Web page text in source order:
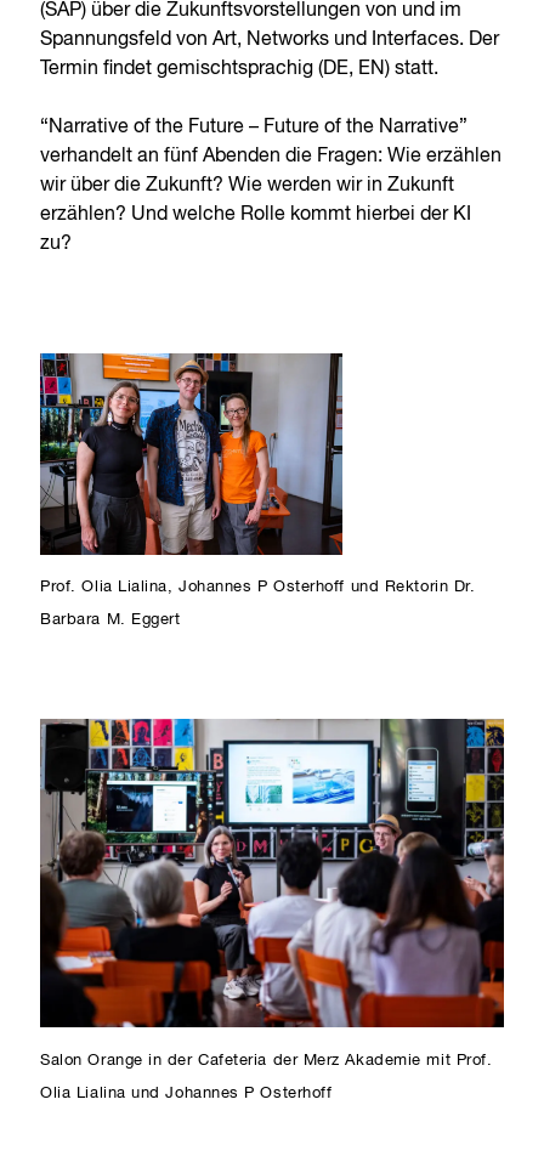
(SAP) über die Zukunftsvorstellungen von und im
Spannungsfeld von Art, Networks und Interfaces. Der
Termin findet gemischtsprachig (DE, EN) statt.
“Narrative of the Future – Future of the Narrative”
verhandelt an fünf Abenden die Fragen: Wie erzählen
wir über die Zukunft? Wie werden wir in Zukunft
erzählen? Und welche Rolle kommt hierbei der KI
zu?
Prof. Olia Lialina, Johannes P Osterhoff und Rektorin Dr.
Barbara M. Eggert
Salon Orange in der Cafeteria der Merz Akademie mit Prof.
Olia Lialina und Johannes P Osterhoff